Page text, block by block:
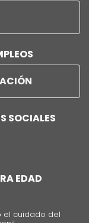
SOCIALES
EDAD
el cuidado del